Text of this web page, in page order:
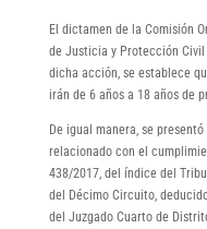
El dictamen de la Comisión
de Justicia y Protección
dicha acción, se establece
irán de 6 años a 18 años de
De igual manera, se
relacionado con el
438/2017, del índice del
del Décimo Circuito,
del Juzgado Cuarto de